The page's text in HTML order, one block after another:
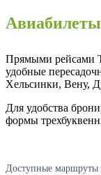
Прямыми рейсами
удобные
Хельсинки, Вену,
Для удобства
формы
Доступные маршруты